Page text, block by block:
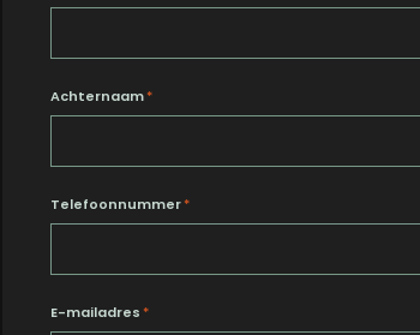
Achternaam*
Telefoonnummer*
E-mailadres *